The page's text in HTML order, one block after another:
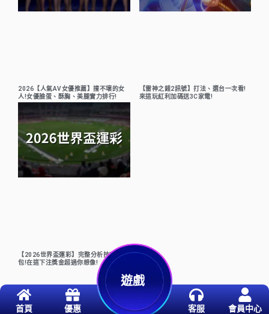
2026【人氣AV女優推薦】撞不壞的女
人!女優臉蛋、酥胸、美腿實力排行!
【雷神之錘2訊號】打法、選台一次看!
來這玩紅利加碼送3C家電!
【2026世界盃運彩】完整分析技巧懶人
包!在這下注獎金超過你想像!
首頁 優惠
遊戲
客服 會員中心